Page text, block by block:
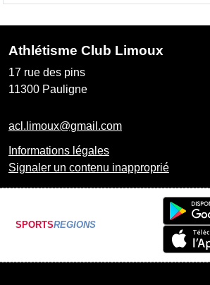
Athlétisme Club Limoux
17 rue des pins
11300 Pauligne
acl.limoux@gmail.com
Informations légales
Signaler un contenu inapproprié
SPORTSREGIONS